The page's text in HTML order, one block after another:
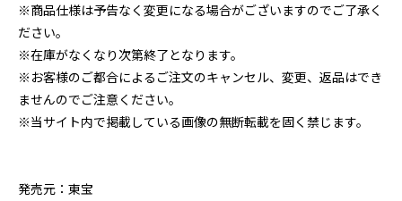
※商品仕様は予告なく変更になる場合がございますのでご了承く
ださい。
※在庫がなくなり次第終了となります。
※お客様のご都合によるご注文のキャンセル、変更、返品はでき
ませんのでご注意ください。
※当サイト内で掲載している画像の無断転載を固く禁じます。
発売元：東宝